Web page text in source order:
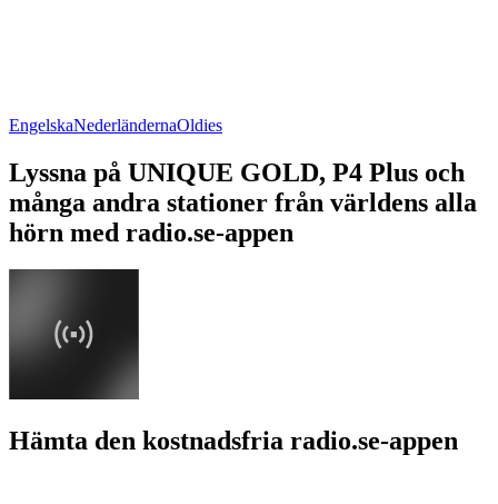
EngelskaNederländernaOldies
Lyssna på UNIQUE GOLD, P4 Plus och
många andra stationer från världens alla
hörn med radio.se-appen
Hämta den kostnadsfria radio.se-appen